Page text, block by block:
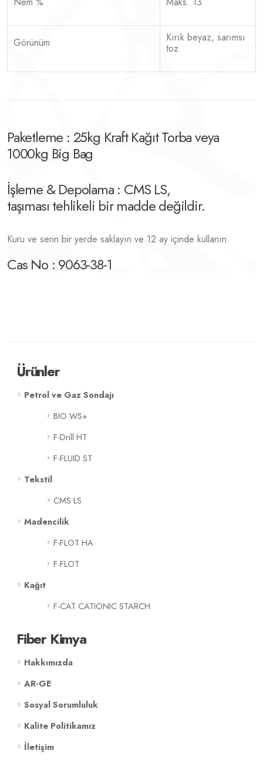
Görünüm
Kırık beyaz, sarımsı
toz
Paketleme : 25kg Kraft Kağıt Torba veya
1000kg Big Bag
İşleme & Depolama : CMS LS,
taşıması tehlikeli bir madde değildir.
Kuru ve serin bir yerde saklayın ve 12 ay içinde kullanın.
Cas No : 9063-38-1
Ürünler
Petrol ve Gaz Sondajı
BIO WS+
F-Drill HT
F-FLUID ST
Tekstil
CMS LS
Madencilik
F-FLOT HA
F-FLOT
Kağıt
F-CAT CATIONIC STARCH
Fiber Kimya
Hakkımızda
AR-GE
Sosyal Sorumluluk
Kalite Politikamız
İletişim